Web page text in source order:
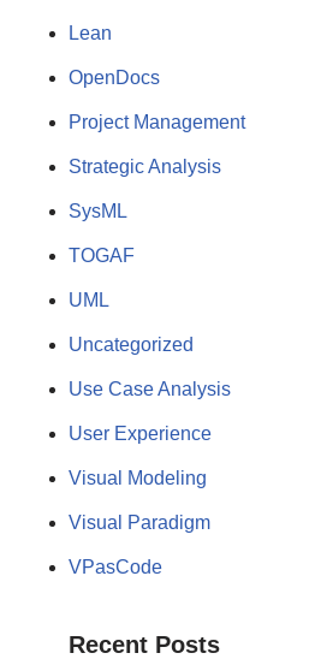
Lean
OpenDocs
Project Management
Strategic Analysis
SysML
TOGAF
UML
Uncategorized
Use Case Analysis
User Experience
Visual Modeling
Visual Paradigm
VPasCode
Recent Posts